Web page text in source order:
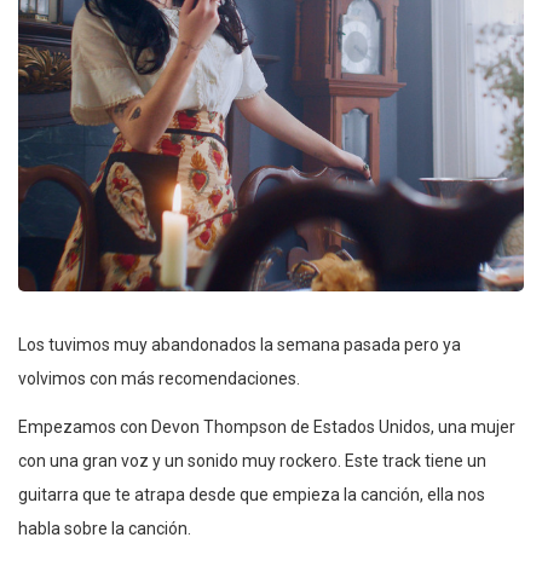
Los tuvimos muy abandonados la semana pasada pero ya
volvimos con más recomendaciones.
Empezamos con Devon Thompson de Estados Unidos, una mujer
con una gran voz y un sonido muy rockero. Este track tiene un
guitarra que te atrapa desde que empieza la canción, ella nos
habla sobre la canción.